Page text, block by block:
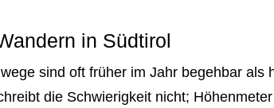
in Südtirol
sind oft früher im Jahr begehbar als
die Schwierigkeit nicht;